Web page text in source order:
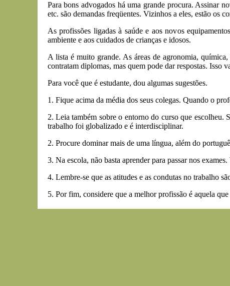
Para bons advogados há uma grande procura. Assinar
etc. são demandas freqüentes. Vizinhos a eles, estão os
As profissões ligadas à saúde e aos novos
ambiente e aos cuidados de crianças e idosos.
A lista é muito grande. As áreas de agronomia,
contratam diplomas, mas quem pode dar respostas. Isso
Para você que é estudante, dou algumas sugestões.
1. Fique acima da média dos seus colegas. Quando o
2. Leia também sobre o entorno do curso que escolheu.
trabalho foi globalizado e é interdisciplinar.
2. Procure dominar mais de uma língua, além do
3. Na escola, não basta aprender para passar nos
4. Lembre-se que as atitudes e as condutas no trabalho
5. Por fim, considere que a melhor profissão é aquela